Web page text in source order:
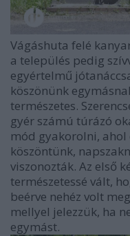
Vágáshuta felé
a település pedig
egyértelmű
köszönünk
természetes.
gyér számú túrázó
mód gyakorolni,
köszöntünk,
viszonozták. Az első
természetessé vált,
beérve nehéz volt
mellyel jelezzük, ha
egymást.